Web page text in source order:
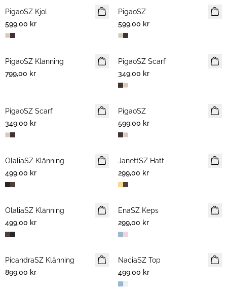
NYHET
PigaoSZ Kjol
599,00 kr
NYHET
PigaoSZ
599,00 kr
NYHET
PigaoSZ Klänning
799,00 kr
NYHET
PigaoSZ Scarf
349,00 kr
NYHET
PigaoSZ Scarf
349,00 kr
NYHET
PigaoSZ
599,00 kr
NYHET
OlaliaSZ Klänning
499,00 kr
NYHET
JanettSZ Hatt
299,00 kr
NYHET
OlaliaSZ Klänning
499,00 kr
NYHET
EnaSZ Keps
299,00 kr
NYHET
PicandraSZ Klänning
899,00 kr
NYHET
NaciaSZ Top
499,00 kr